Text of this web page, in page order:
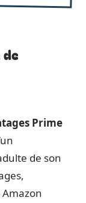
Prime
de son